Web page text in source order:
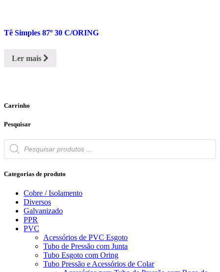
Tê Simples 87º 30 C/ORING
Ler mais
Carrinho
Pesquisar
Products
search
Categorias de produto
Cobre / Isolamento
Diversos
Galvanizado
PPR
PVC
Acessórios de PVC Esgoto
Tubo de Pressão com Junta
Tubo Esgoto com Oring
Tubo Pressão e Acessórios de Colar